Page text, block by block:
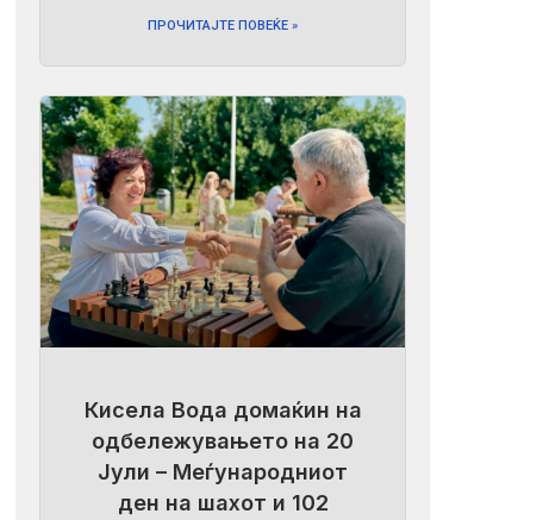
ПРОЧИТАЈТЕ ПОВЕЌЕ »
Кисела Вода домаќин на
одбележувањето на 20
Јули – Меѓународниот
ден на шахот и 102